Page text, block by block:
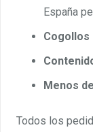
España
Cogollos
Menos
Todos los